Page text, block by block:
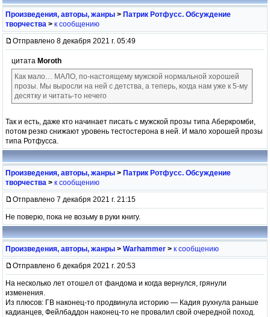
Произведения, авторы, жанры > Патрик Ротфусс. Обсуждение
творчества > к сообщению
Отправлено 8 декабря 2021 г. 05:49
цитата Moroth
Как мало… МАЛО, по-настоящему мужской нормальной хорошей
прозы. Мы выросли на ней с детства, а теперь, когда нам уже к 5-му
десятку и читать-то нечего
Так и есть, даже кто начинает писать с мужской прозы типа Аберкромби,
потом резко снижают уровень тестостерона в ней. И мало хорошей прозы
типа Ротфусса.
Произведения, авторы, жанры > Патрик Ротфусс. Обсуждение
творчества > к сообщению
Отправлено 7 декабря 2021 г. 21:15
Не поверю, пока не возьму в руки книгу.
Произведения, авторы, жанры > Warhammer > к сообщению
Отправлено 6 декабря 2021 г. 20:53
На несколько лет отошел от фандома и когда вернулся, грянули
изменения.
Из плюсов: ГВ наконец-то продвинула историю — Кадия рухнула раньше
кадианцев, Фейлбаддон наконец-то не провалил свой очередной поход.